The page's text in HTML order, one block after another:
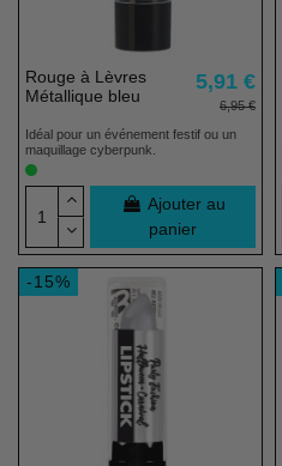
Rouge à Lèvres
Métallique bleu
5,91 €
6,95 €
Idéal pour un événement festif ou un
maquillage cyberpunk.
Ajouter au
panier
-15%